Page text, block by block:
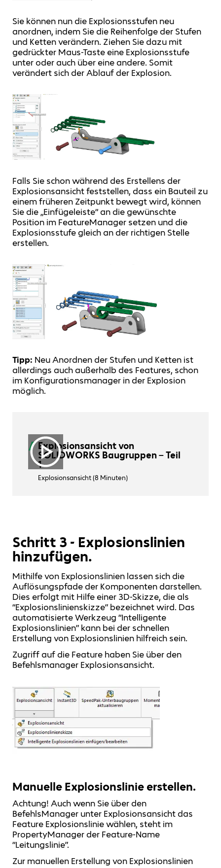
Sie können nun die Explosionsstufen neu
anordnen, indem Sie die Reihenfolge der Stufen
und Ketten verändern. Ziehen Sie dazu mit
gedrückter Maus-Taste eine Explosionsstufe
unter oder auch über eine andere. Somit
verändert sich der Ablauf der Explosion.
Falls Sie schon während des Erstellens der
Explosionsansicht feststellen, dass ein Bauteil zu
einem früheren Zeitpunkt bewegt wird, können
Sie die „Einfügeleiste“ an die gewünschte
Position im FeatureManager setzen und die
Explosionsstufe gleich an der richtigen Stelle
erstellen.
Tipp: Neu Anordnen der Stufen und Ketten ist
allerdings auch außerhalb des Features, schon
im Konfigurationsmanager in der Explosion
möglich.
Explosionsansicht von
SOLIDWORKS Baugruppen – Teil
1
Explosionsansicht (8 Minuten)
Schritt 3 - Explosionslinien
hinzufügen.
Mithilfe von Explosionslinien lassen sich die
Auflösungspfade der Komponenten darstellen.
Dies erfolgt mit Hilfe einer 3D-Skizze, die als
“Explosionslinienskizze” bezeichnet wird. Das
automatisierte Werkzeug “Intelligente
Explosionslinien” kann bei der schnellen
Erstellung von Explosionslinien hilfreich sein.
Zugriff auf die Feature haben Sie über den
Befehlsmanager Explosionsansicht.
Manuelle Explosionslinie erstellen.
Achtung! Auch wenn Sie über den
BefehlsManager unter Explosionsansicht das
Feature Explosionslinie wählen, steht im
PropertyManager der Feature-Name
“Leitungslinie”.
Zur manuellen Erstellung von Explosionslinien